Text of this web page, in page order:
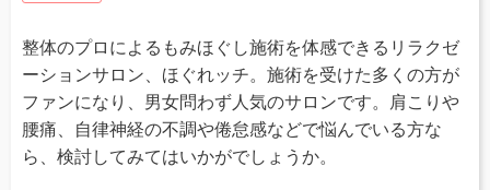
整体のプロによるもみほぐし施術を体感できるリラクゼ
ーションサロン、ほぐれッチ。施術を受けた多くの方が
ファンになり、男女問わず人気のサロンです。肩こりや
腰痛、自律神経の不調や倦怠感などで悩んでいる方な
ら、検討してみてはいかがでしょうか。